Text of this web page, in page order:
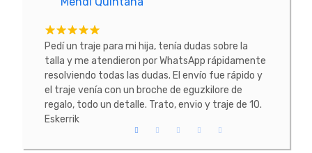
Pedí un traje para mi hija, tenía dudas sobre la
talla y me atendieron por WhatsApp rápidamente
resolviendo todas las dudas. El envío fue rápido y
el traje venía con un broche de eguzkilore de
regalo, todo un detalle. Trato, envio y traje de 10.
Eskerrik